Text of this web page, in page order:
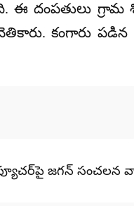
ఈ దంపతులు
కంగారు పడిన
జగన్ సంచలన